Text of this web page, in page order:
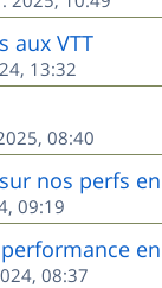
aux VTT
13:32
08:40
nos perfs en
09:19
en
08:37